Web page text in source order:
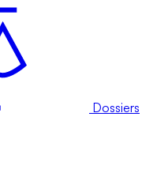
Dossiers